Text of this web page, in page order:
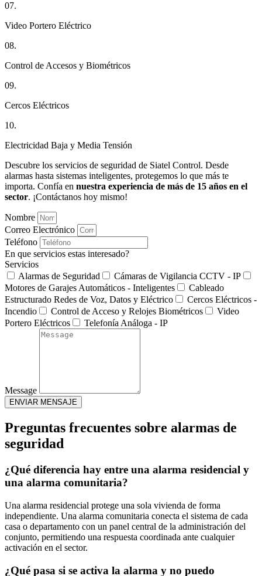
07.
Video Portero Eléctrico
08.
Control de Accesos y Biométricos
09.
Cercos Eléctricos
10.
Electricidad Baja y Media Tensión
Descubre los servicios de seguridad de Siatel Control. Desde
alarmas hasta sistemas inteligentes, protegemos lo que más te
importa. Confía en nuestra experiencia de más de 15 años en el
sector. ¡Contáctanos hoy mismo!
Nombre
Correo Electrónico
Teléfono
En que servicios estas interesado?
Servicios
Alarmas de Seguridad
Cámaras de Vigilancia CCTV - IP
Motores de Garajes Automáticos - Inteligentes
Cableado
Estructurado Redes de Voz, Datos y Eléctrico
Cercos Eléctricos -
Incendio
Control de Acceso y Relojes Biométricos
Video
Portero Eléctricos
Telefonía Análoga - IP
Message
ENVIAR MENSAJE
Preguntas frecuentes sobre alarmas de
seguridad
¿Qué diferencia hay entre una alarma residencial y
una alarma comunitaria?
Una alarma residencial protege una sola vivienda de forma
independiente. Una alarma comunitaria conecta el sistema de cada
casa o departamento con un panel central de la administración del
conjunto, permitiendo una respuesta coordinada ante cualquier
activación en el sector.
¿Qué pasa si se activa la alarma y no puedo